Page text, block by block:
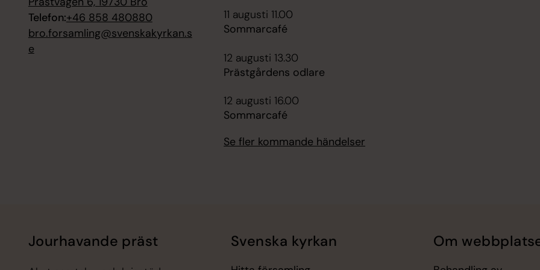
Telefon:+46 858 480880
bro.forsamling@svenskakyrkan.s
e
11 augusti 11.00
Sommarcafé
12 augusti 13.30
Prästgårdens odlare
12 augusti 16.00
Sommarcafé
Se fler kommande händelser
Jourhavande präst Svenska kyrkan Om